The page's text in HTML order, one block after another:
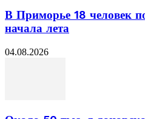
В Приморье 18 человек
начала лета
04.08.2026